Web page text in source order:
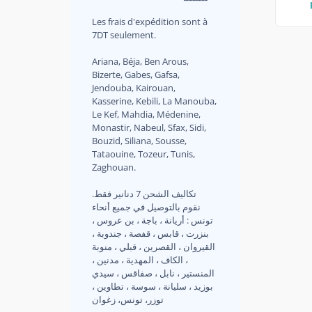
Les frais d'expédition sont à
7DT seulement.
Ariana, Béja, Ben Arous,
Bizerte, Gabes, Gafsa,
Jendouba, Kairouan,
Kasserine, Kebili, La Manouba,
Le Kef, Mahdia, Médenine,
Monastir, Nabeul, Sfax, Sidi,
Bouzid, Siliana, Sousse,
Tataouine, Tozeur, Tunis,
Zaghouan.
.تكاليف الشحن 7 دنانير فقط
نقوم بالتوصيل في جميع أنحاء
تونس : أريانة ، باجة ، بن عروس ،
بنزرت ، قابس ، قفصة ، جندوبة ،
القيروان ، القصرين ، قبلي ، منوبة
، الكاف ، المهدية ، مدنين ،
المنستير ، نابل ، صفاقس ، سيدي
بوزيد ، سليانة ، سوسة ، تطاوين ،
توزر، تونس، زغوان